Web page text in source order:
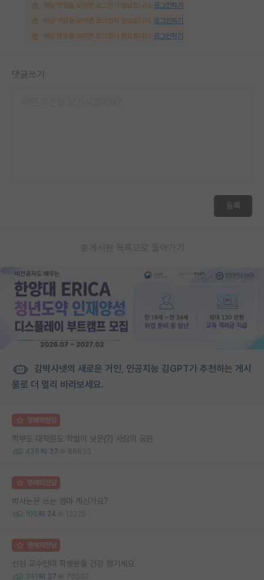
해당 댓글을 보려면 로그인이 필요합니다. 로그인하기
해당 댓글을 보려면 로그인이 필요합니다. 로그인하기
해당 댓글을 보려면 로그인이 필요합니다. 로그인하기
댓글쓰기
등록
게시판 목록으로 돌아가기
김박사넷의 새로운 거인, 인공지능 김GPT가 추천하는 게시
물로 더 멀리 바라보세요.
명예의전당
학부도 대학원도 학벌이 낮은(?) 사람의 응원
435 37 88835
명예의전당
박사논문 쓰는 엄마 계신가요?
105 24 13225
명예의전당
신임 교수인데 학생분들 건강 챙기세요
341 37 76532